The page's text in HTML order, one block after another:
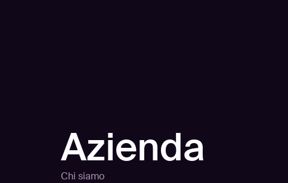
Azienda
Chi siamo